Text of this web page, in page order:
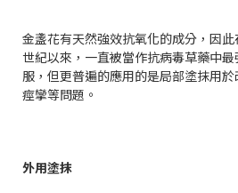
金盞花有天然強效抗氧化的成分，因
世紀以來，一直被當作抗病毒草藥中
服，但更普遍的應用的是局部塗抹用
痙攣等問題。
外用塗抹